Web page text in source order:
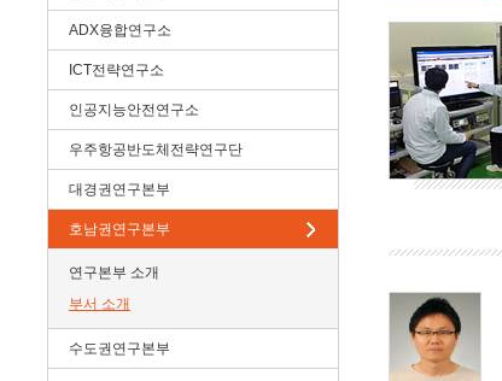
ADX융합연구소
ICT전략연구소
인공지능안전연구소
우주항공반도체전략연구단
대경권연구본부
호남권연구본부
연구본부 소개
부서 소개
수도권연구본부